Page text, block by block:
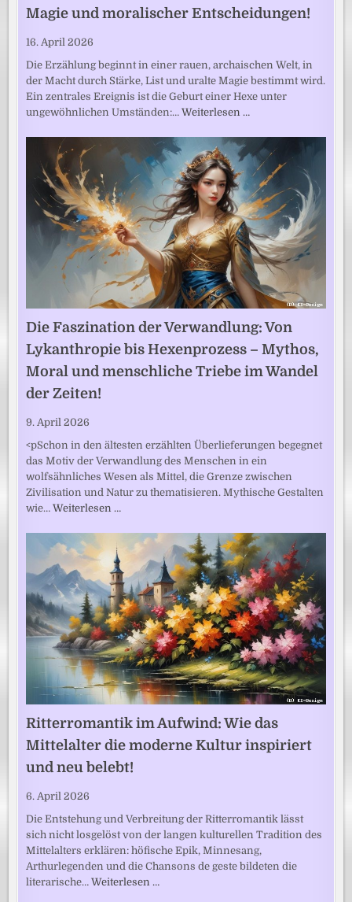
Magie und moralischer Entscheidungen!
16. April 2026
Die Erzählung beginnt in einer rauen, archaischen Welt, in
der Macht durch Stärke, List und uralte Magie bestimmt wird.
Ein zentrales Ereignis ist die Geburt einer Hexe unter
ungewöhnlichen Umständen:…Weiterlesen …
Die Faszination der Verwandlung: Von
Lykanthropie bis Hexenprozess – Mythos,
Moral und menschliche Triebe im Wandel
der Zeiten!
9. April 2026
<pSchon in den ältesten erzählten Überlieferungen begegnet
das Motiv der Verwandlung des Menschen in ein
wolfsähnliches Wesen als Mittel, die Grenze zwischen
Zivilisation und Natur zu thematisieren. Mythische Gestalten
wie…Weiterlesen …
Ritterromantik im Aufwind: Wie das
Mittelalter die moderne Kultur inspiriert
und neu belebt!
6. April 2026
Die Entstehung und Verbreitung der Ritterromantik lässt
sich nicht losgelöst von der langen kulturellen Tradition des
Mittelalters erklären: höfische Epik, Minnesang,
Arthurlegenden und die Chansons de geste bildeten die
literarische…Weiterlesen …